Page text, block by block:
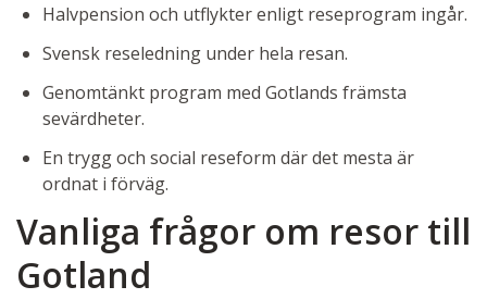
Halvpension och utflykter enligt reseprogram ingår.
Svensk reseledning under hela resan.
Genomtänkt program med Gotlands främsta
sevärdheter.
En trygg och social reseform där det mesta är
ordnat i förväg.
Vanliga frågor om resor till
Gotland